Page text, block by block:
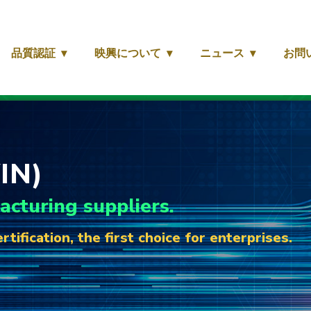
品質認証 映興について ニュース お問
suppliers.
the first choice for enterprises.